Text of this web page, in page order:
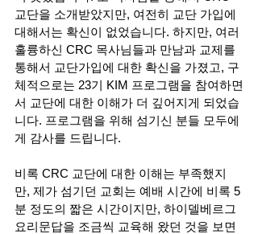
교단을 소개받았지만, 여전히 교단 가입에
대해서는 확신이 없었습니다. 하지만, 여러
훌륭하신 CRC 목사님들과 만남과 교제를
통해서 교단가입에 대한 확신을 가졌고, 구
체적으로는 23기 KIM 프로그램을 참여하면
서 교단에 대한 이해가 더 깊어지게 되었습
니다. 프로그램을 위해 섬기신 분들 모두에
게 감사를 드립니다.
비록 CRC 교단에 대한 이해는 부족했지
만, 제가 섬기던 교회는 예배 시간에 비록 5
분 정도의 짧은 시간이지만, 하이델베르그
요리문답을 조금씩 교육해 왔던 것을 보면